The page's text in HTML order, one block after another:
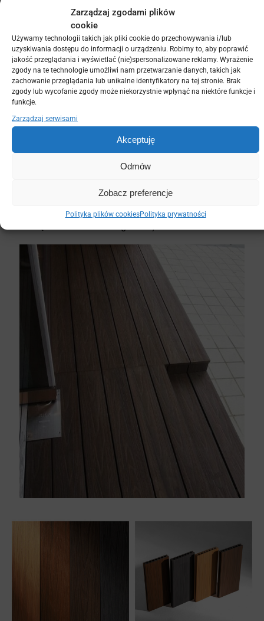
Zarządzaj zgodami plików
cookie
Używamy technologii takich jak pliki cookie do przechowywania i/lub
uzyskiwania dostępu do informacji o urządzeniu. Robimy to, aby poprawić
jakość przeglądania i wyświetlać (nie)spersonalizowane reklamy. Wyrażenie
zgody na te technologie umożliwi nam przetwarzanie danych, takich jak
zachowanie przeglądania lub unikalne identyfikatory na tej stronie. Brak
zgody lub wycofanie zgody może niekorzystnie wpłynąć na niektóre funkcje i
funkcje.
Zarządzaj serwisami
Akceptuję
Odmów
Zobacz preferencje
Polityka plików cookiesPolityka prywatności
Długotrwała ochrona przed uszkodzeniami: wysoka
odporność na ścieranie i uderzenia mechaniczne.
Przyjazność dla środowiska: skład oparty na surowcach
wtórnych, produkt w pełni recyklingowalny.
Brak konieczności konserwacji: system nie wymaga
olejowania, malowania ani cyklinowania.
Bezpieczeństwo stosowania: powierzchnia
antypoślizgowa, brak ryzyka powstawania drzazg oraz
właściwości antyalergiczne (odporność na grzyby i
pleśń).
Szybki montaż: optymalizacja czasu pracy dzięki
systemowym rozwiązaniom łączącym.
Stabilność w kontakcie z wodą: deski nie puchną i nie
kompensowane przez luz montażowy.
Brak uginania i odkształceń: wysoka sztywność profilu
zapobiega deformacjom nawet pod dużym